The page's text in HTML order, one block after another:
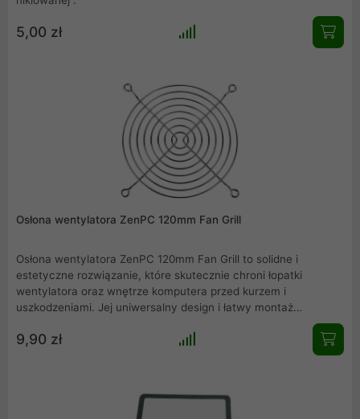
5,00 zł
Osłona wentylatora ZenPC 120mm Fan Grill
Osłona wentylatora ZenPC 120mm Fan Grill to solidne i
estetyczne rozwiązanie, które skutecznie chroni łopatki
wentylatora oraz wnętrze komputera przed kurzem i
uszkodzeniami. Jej uniwersalny design i łatwy montaż
sprawiają, że idealnie pasuje do większości obudów PC, łącząc
funkcjonalność z eleganckim wyglądem.
9,90 zł